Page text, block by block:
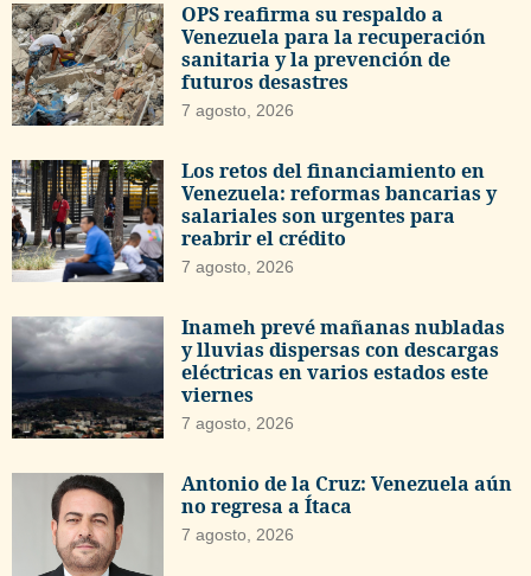
OPS reafirma su respaldo a
Venezuela para la recuperación
sanitaria y la prevención de
futuros desastres
7 agosto, 2026
Los retos del financiamiento en
Venezuela: reformas bancarias y
salariales son urgentes para
reabrir el crédito
7 agosto, 2026
Inameh prevé mañanas nubladas
y lluvias dispersas con descargas
eléctricas en varios estados este
viernes
7 agosto, 2026
Antonio de la Cruz: Venezuela aún
no regresa a Ítaca
7 agosto, 2026